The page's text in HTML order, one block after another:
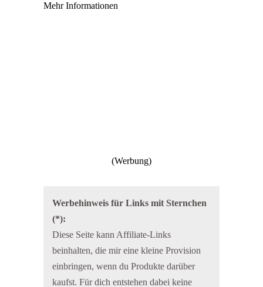
Mehr Informationen
Werbehinweis für Links mit Sternchen
(*):
Diese Seite kann Affiliate-Links
beinhalten, die mir eine kleine Provision
einbringen, wenn du Produkte darüber
kaufst. Für dich entstehen dabei keine